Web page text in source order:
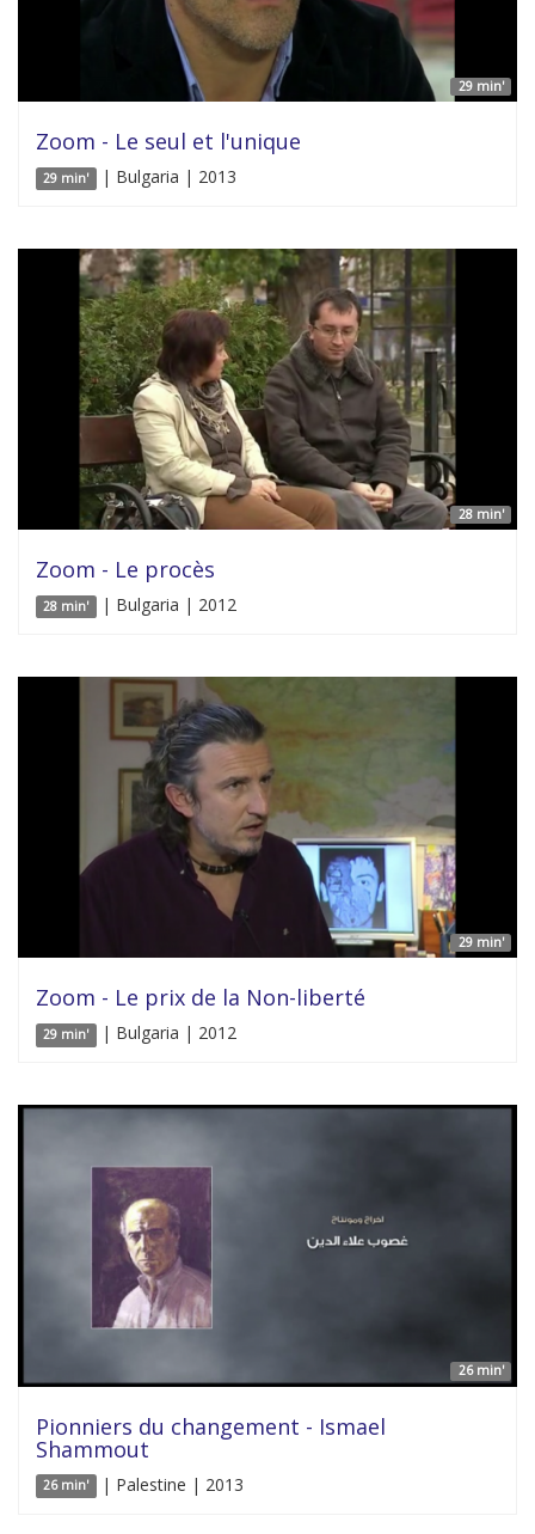
29 min'
Zoom - Le seul et l'unique
29 min' | Bulgaria | 2013
28 min'
Zoom - Le procès
28 min' | Bulgaria | 2012
29 min'
Zoom - Le prix de la Non-liberté
29 min' | Bulgaria | 2012
26 min'
Pionniers du changement - Ismael
Shammout
26 min' | Palestine | 2013